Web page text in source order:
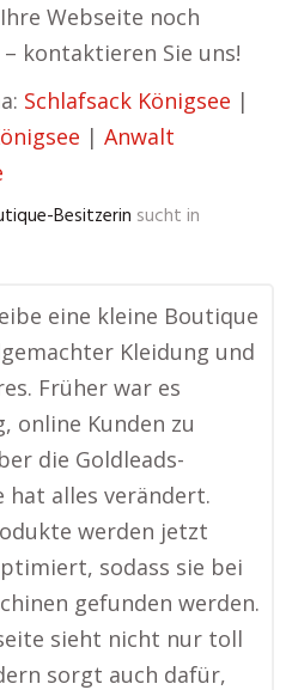
Webseite noch
kontaktieren Sie uns!
Schlafsack Königsee |
| Anwalt
Besitzerin sucht in
eine kleine Boutique
Kleidung und
Früher war es
online Kunden zu
die Goldleads-
hat alles verändert.
werden jetzt
sodass sie bei
gefunden werden.
sieht nicht nur toll
sorgt auch dafür,